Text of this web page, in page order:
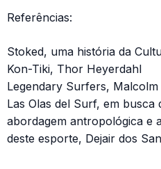
Referências:
Stoked, uma história da
Kon-Tiki, Thor Heyerdahl
Legendary Surfers, Malcolm
Las Olas del Surf, em
abordagem antropológica e
deste esporte, Dejair dos